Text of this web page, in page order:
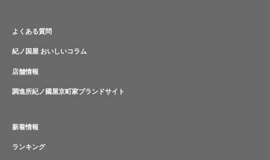
よくある質問
紀ノ国屋 おいしいコラム
店舗情報
調進所紀ノ國屋京町家ブランドサイト
新着情報
ランキング